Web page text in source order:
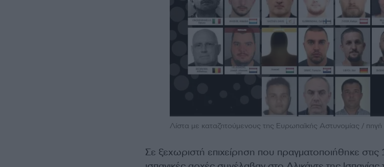
Λίστα με καταζητούμενους της Ευρωπαϊκής Αστυνομίας /
Σε ξεχωριστή επιχείρηση που πραγματοποιήθηκε στις